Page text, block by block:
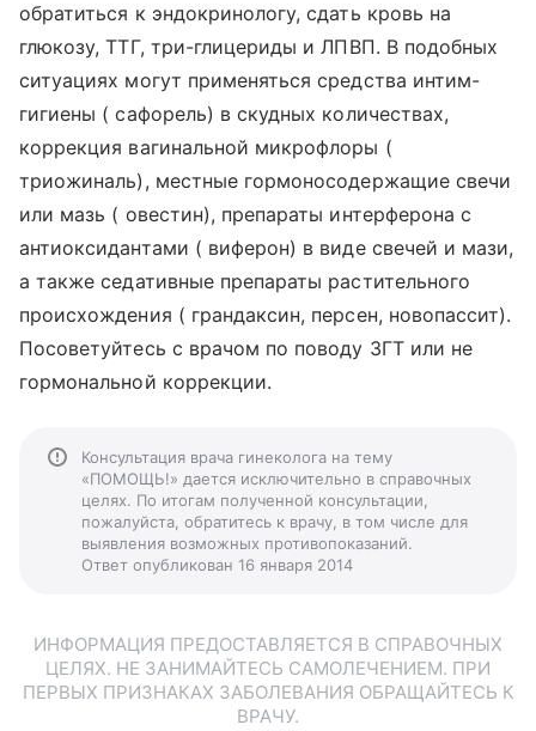
обратиться к эндокринологу, сдать кровь на
глюкозу, ТТГ, три-глицериды и ЛПВП. В подобных
ситуациях могут применяться средства интим-
гигиены ( сафорель) в скудных количествах,
коррекция вагинальной микрофлоры (
триожиналь), местные гормоносодержащие свечи
или мазь ( овестин), препараты интерферона с
антиоксидантами ( виферон) в виде свечей и мази,
а также седативные препараты растительного
происхождения ( грандаксин, персен, новопассит).
Посоветуйтесь с врачом по поводу ЗГТ или не
гормональной коррекции.
Консультация врача гинеколога на тему
«ПОМОЩЬ!» дается исключительно в справочных
целях. По итогам полученной консультации,
пожалуйста, обратитесь к врачу, в том числе для
выявления возможных противопоказаний.
Ответ опубликован 16 января 2014
ИНФОРМАЦИЯ ПРЕДОСТАВЛЯЕТСЯ В СПРАВОЧНЫХ
ЦЕЛЯХ. НЕ ЗАНИМАЙТЕСЬ САМОЛЕЧЕНИЕМ. ПРИ
ПЕРВЫХ ПРИЗНАКАХ ЗАБОЛЕВАНИЯ ОБРАЩАЙТЕСЬ К
ВРАЧУ.